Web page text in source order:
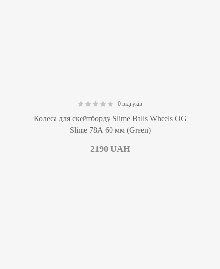
0 відгуків
Колеса для скейтборду Slime Balls Wheels OG
Slime 78А 60 мм (Green)
2190 UAH